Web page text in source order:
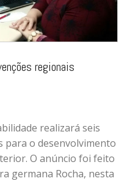
regionais
realizará seis
para o desenvolvimento
O anúncio foi feito
germana Rocha, nesta